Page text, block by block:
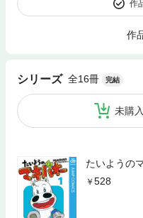
作
作
シリーズ 全16冊 完結
未購
たいようの
528